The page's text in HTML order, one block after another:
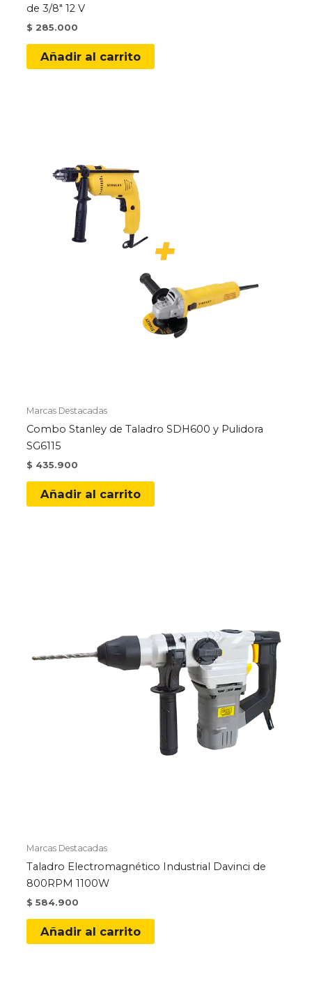
de 3/8″ 12 V
$ 285.000
Añadir al carrito
Marcas Destacadas
Combo Stanley de Taladro SDH600 y Pulidora
SG6115
$ 435.900
Añadir al carrito
Marcas Destacadas
Taladro Electromagnético Industrial Davinci de
800RPM 1100W
$ 584.900
Añadir al carrito